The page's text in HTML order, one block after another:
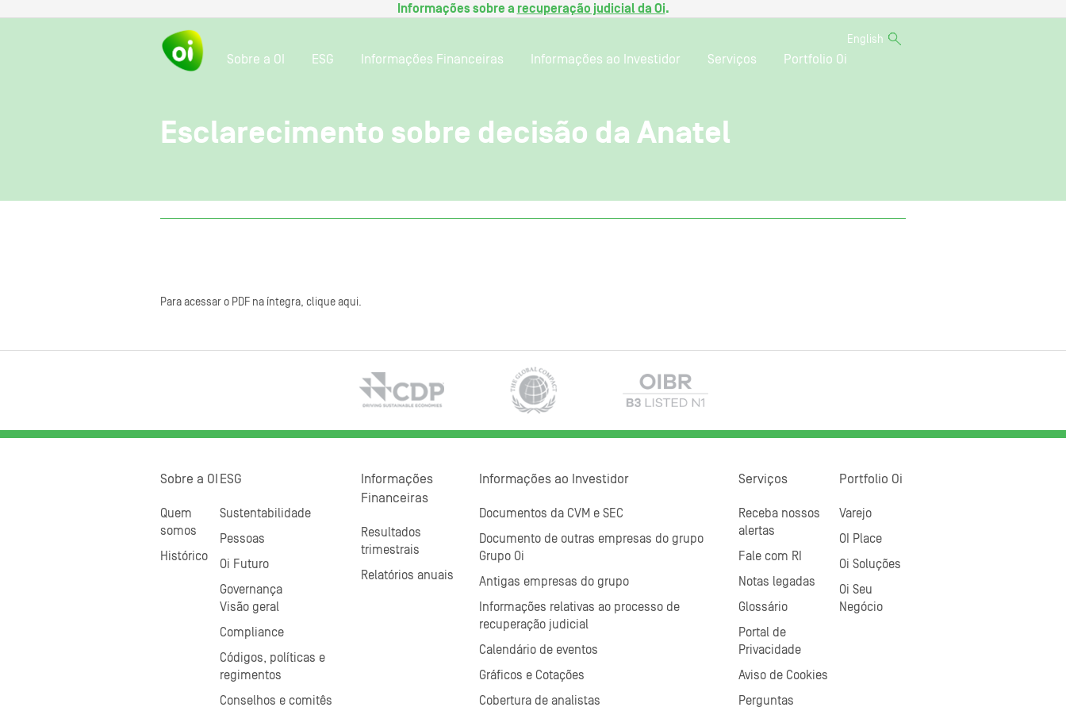
Informações sobre a recuperação judicial da Oi.
English
Sobre a OI ESG Informações Financeiras Informações ao Investidor Serviços Portfolio Oi
Esclarecimento sobre decisão da Anatel
Para acessar o PDF na íntegra, clique aqui.
Sobre a OI
Quem
somos
Histórico
ESG
Sustentabilidade
Pessoas
Oi Futuro
Governança
Visão geral
Compliance
Códigos, políticas e
regimentos
Conselhos e comitês
Informações
Financeiras
Resultados
trimestrais
Relatórios anuais
Informações ao Investidor
Documentos da CVM e SEC
Documento de outras empresas do grupo
Grupo Oi
Antigas empresas do grupo
Informações relativas ao processo de
recuperação judicial
Calendário de eventos
Gráficos e Cotações
Cobertura de analistas
Serviços
Receba nossos
alertas
Fale com RI
Notas legadas
Glossário
Portal de
Privacidade
Aviso de Cookies
Perguntas
Portfolio Oi
Varejo
OI Place
Oi Soluções
Oi Seu
Negócio